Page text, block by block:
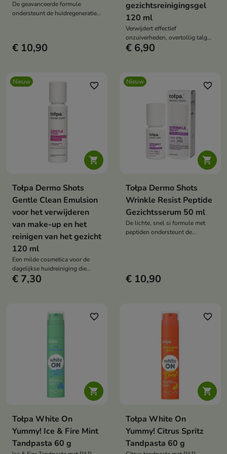
De geavanceerde formule
ondersteunt de huidregeneratie,
€ 10,90
gezichtsreinigingsgel
120 ml
Verwijdert effectief
onzuiverheden, overtollig talg
en make-upresten.
€ 6,90
Nieuw

favorite_border
Tołpa Dermo Shots
Gentle Clean Emulsion
voor het verwijderen
van make-up en het
reinigen van het gezicht
120 ml
Een milde cosmetica voor de
dagelijkse huidreiniging die
make-up, onzuiverheden en
€ 7,30
Nieuw

favorite_border
Tołpa Dermo Shots
Wrinkle Resist Peptide
Gezichtsserum 50 ml
De lichte, snel si formule met
peptiden ondersteunt de
€ 10,90

favorite_border
Tołpa White On
Yummy! Ice & Fire Mint
Tandpasta 60 g

favorite_border
Tołpa White On
Yummy! Citrus Spritz
Tandpasta 60 g